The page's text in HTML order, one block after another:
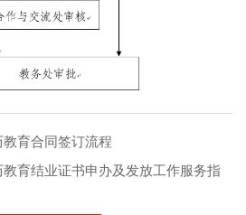
教育合同签订流程
教育结业证书申办及发放工作服务指